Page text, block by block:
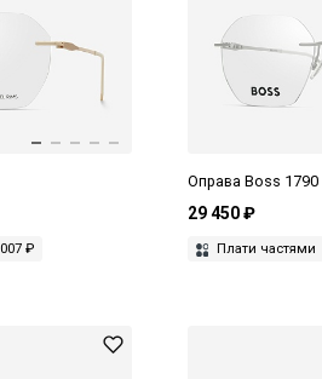
₽
Оправа Boss 1790
29 450 ₽
Плати частями